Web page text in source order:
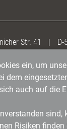
Str. 41 | D-
ein, um
dem
auch auf die
Risiken finden